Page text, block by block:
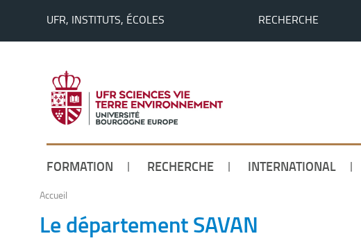
UFR, INSTITUTS, ÉCOLES RECHERCHE
FORMATION RECHERCHE INTERNATIONAL
Accueil
Le département SAVAN